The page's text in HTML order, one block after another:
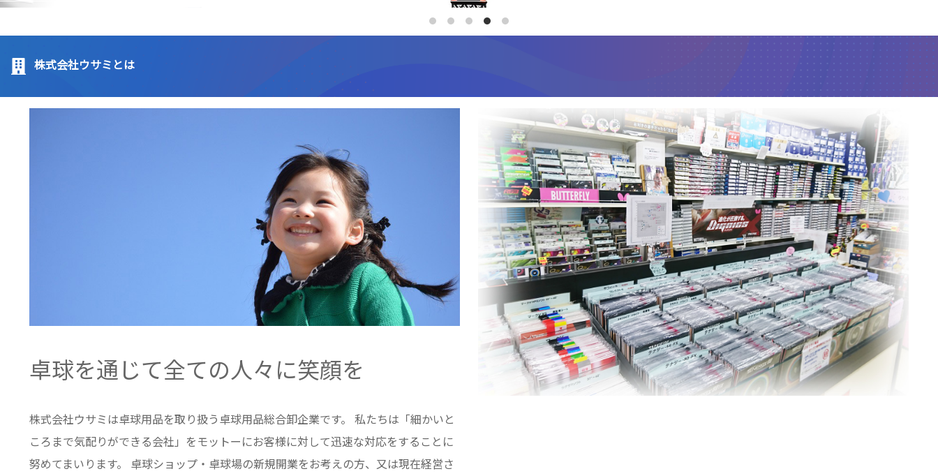
株式会社ウサミとは
卓球を通じて全ての人々に笑顔を
株式会社ウサミは卓球用品を取り扱う卓球用品総合卸企業です。 私たちは「細かいと
ころまで気配りができる会社」をモットーにお客様に対して迅速な対応をすることに
努めてまいります。 卓球ショップ・卓球場の新規開業をお考えの方、又は現在経営さ